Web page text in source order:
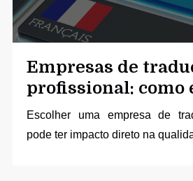
Empresas de
profissional: como
Escolher uma empresa de
pode ter impacto direto na